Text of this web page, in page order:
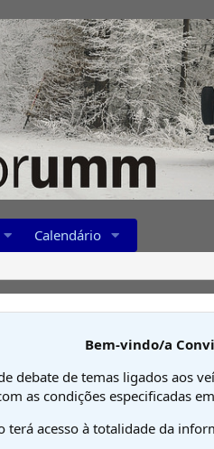
Calendário
Bem-vindo/a
debate de temas ligados aos
as condições especificadas em
terá acesso à totalidade da